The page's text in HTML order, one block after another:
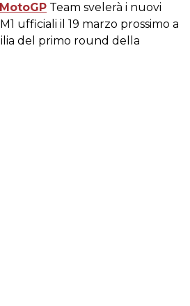
Team svelerà i nuovi
ufficiali il 19 marzo prossimo a
del primo round della